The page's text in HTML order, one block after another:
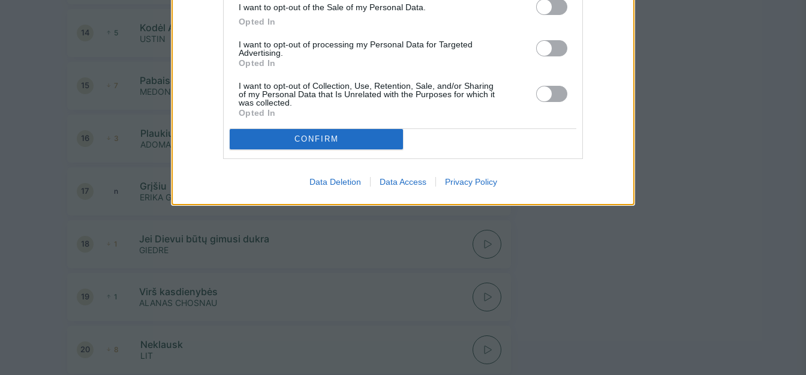
I want to opt-out of the Sale of my Personal Data.
Opted In
I want to opt-out of processing my Personal Data for Targeted
Advertising.
Opted In
I want to opt-out of Collection, Use, Retention, Sale, and/or Sharing
of my Personal Data that Is Unrelated with the Purposes for which it
was collected.
Opted In
CONFIRM
Data Deletion Data Access Privacy Policy
14 5 Kodėl Aš Pamilau
USTIN
15 7 Pabaisos galvoj
MEDONAS feat ŽILVINAS
16 3 Plaukiu laivu
ADOMAS VYŠNIAUSKAS
17 n Grįšiu
ERIKA GERASIMOVAITĖ
18 1 Jei Dievui būtų gimusi dukra
GIEDRE
19 1 Virš kasdienybės
ALANAS CHOSNAU
20 8 Neklausk
LIT